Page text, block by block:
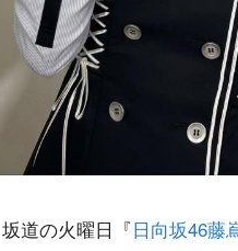
道の火曜日『日向坂46藤